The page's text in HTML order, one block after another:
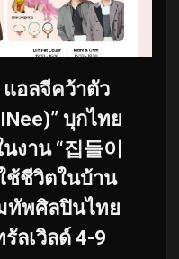
อลจีคว้าตัว
บุกไทย
าน “집들이
ช้ชีวิตในบ้าน
ทัพศิลปินไทย
ลเวิลด์ 4-9